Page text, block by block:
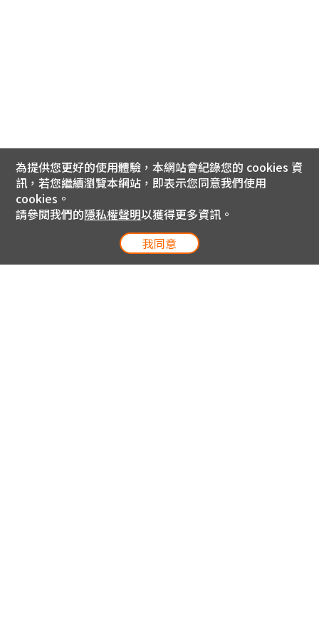
為提供您更好的使用體驗，本網站會紀錄您的 cookies 資
訊，若您繼續瀏覽本網站，即表示您同意我們使用
cookies。
請參閱我們的隱私權聲明以獲得更多資訊。
我同意